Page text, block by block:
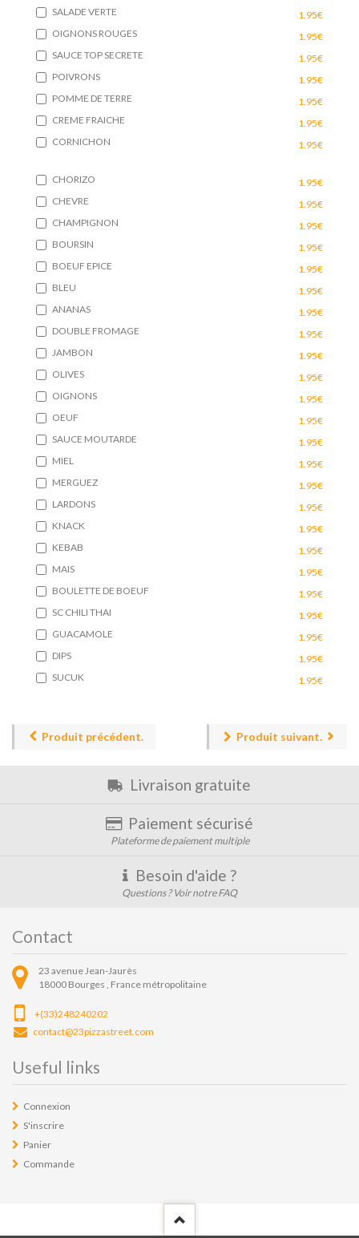
SALADE VERTE
1.95€
OIGNONS ROUGES
1.95€
SAUCE TOP SECRETE
1.95€
POIVRONS
1.95€
POMME DE TERRE
1.95€
CREME FRAICHE
1.95€
CORNICHON
1.95€
CHORIZO
1.95€
CHEVRE
1.95€
CHAMPIGNON
1.95€
BOURSIN
1.95€
BOEUF EPICE
1.95€
BLEU
1.95€
ANANAS
1.95€
DOUBLE FROMAGE
1.95€
JAMBON
1.95€
OLIVES
1.95€
OIGNONS
1.95€
OEUF
1.95€
SAUCE MOUTARDE
1.95€
MIEL
1.95€
MERGUEZ
1.95€
LARDONS
1.95€
KNACK
1.95€
KEBAB
1.95€
MAIS
1.95€
BOULETTE DE BOEUF
1.95€
SC CHILI THAI
1.95€
GUACAMOLE
1.95€
DIPS
1.95€
SUCUK
1.95€
Produit précédent. Produit suivant.
Livraison gratuite
Paiement sécurisé
Plateforme de paiement multiple
Besoin d'aide ?
Questions ? Voir notre FAQ
Contact
23 avenue Jean-Jaurès
18000 Bourges , France métropolitaine
+(33)248240202
contact@23pizzastreet.com
Useful links
Connexion
S'inscrire
Panier
Commande